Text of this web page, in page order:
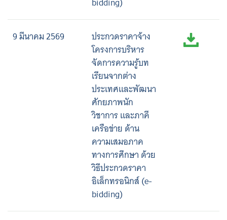
9 มีนาคม 2569
ประกวดราคาจ้าง
โครงการบริหาร
จัดการความรู้บท
เรียนจากต่าง
ประเทศและพัฒนา
ศักยภาพนัก
วิชาการ และภาคี
เครือข่าย ด้าน
ความเสมอภาค
ทางการศึกษา ด้วย
วิธีประกวดราคา
อิเล็กทรอนิกส์ (e-
bidding)